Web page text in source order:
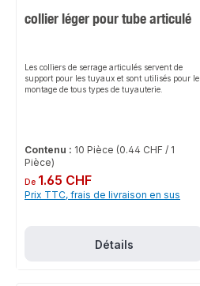
collier léger pour tube articulé
Les colliers de serrage articulés servent de
support pour les tuyaux et sont utilisés pour le
montage de tous types de tuyauterie.
Contenu : 10 Pièce (0.44 CHF / 1
Pièce)
Prix régulier :
De 1.65 CHF
Prix TTC, frais de livraison en sus
Détails